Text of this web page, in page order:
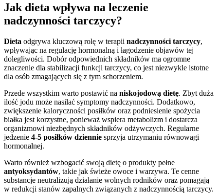
Jak dieta wpływa na leczenie
nadczynności tarczycy?
Dieta odgrywa kluczową rolę w terapii nadczynności tarczycy,
wpływając na regulację hormonalną i łagodzenie objawów tej
dolegliwości. Dobór odpowiednich składników ma ogromne
znaczenie dla stabilizacji funkcji tarczycy, co jest niezwykle istotne
dla osób zmagających się z tym schorzeniem.
Przede wszystkim warto postawić na niskojodową dietę. Zbyt duża
ilość jodu może nasilać symptomy nadczynności. Dodatkowo,
zwiększenie kaloryczności posiłków oraz podniesienie spożycia
białka jest korzystne, ponieważ wspiera metabolizm i dostarcza
organizmowi niezbędnych składników odżywczych. Regularne
jedzenie 4-5 posiłków dziennie sprzyja utrzymaniu równowagi
hormonalnej.
Warto również wzbogacić swoją dietę o produkty pełne
antyoksydantów, takie jak świeże owoce i warzywa. Te cenne
substancje neutralizują działanie wolnych rodników oraz pomagają
w redukcji stanów zapalnych związanych z nadczynnością tarczycy.